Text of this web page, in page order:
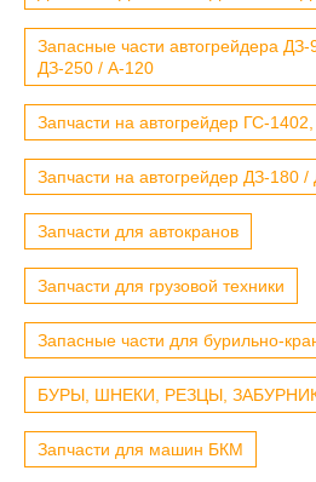
Запасные части автогрейдера
ДЗ-250 / А-120
Запчасти на автогрейдер ГС-
Запчасти на автогрейдер ДЗ-180 /
Запчасти для автокранов
Запчасти для грузовой техники
Запасные части для бурильно-
БУРЫ, ШНЕКИ, РЕЗЦЫ,
Запчасти для машин БКМ